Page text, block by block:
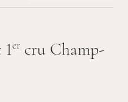
er cru Champ-